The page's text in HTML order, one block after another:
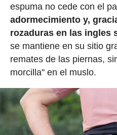
espuma no cede con el
adormecimiento y,
rozaduras en las ingles
se mantiene en su sitio
remates de las piernas,
morcilla" en el muslo.